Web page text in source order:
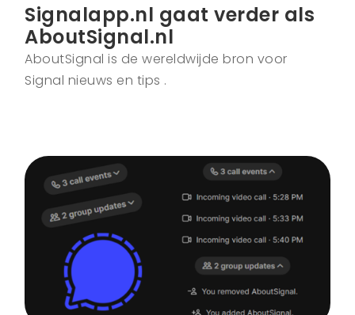
Signalapp.nl gaat verder als
AboutSignal.nl
AboutSignal is de wereldwijde bron voor
Signal nieuws en tips .